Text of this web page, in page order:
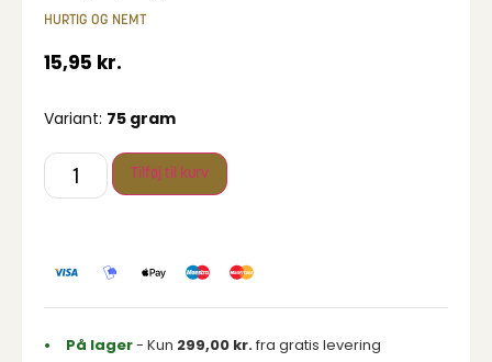
HURTIG OG NEMT
15,95 kr.
Variant: 75 gram
Tilføj til kurv
På lager- Kun 299,00 kr.fra gratis levering